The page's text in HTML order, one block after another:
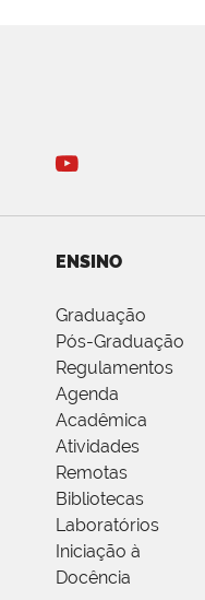
ENSINO
Graduação
Pós-Graduação
Regulamentos
Agenda
Acadêmica
Atividades
Remotas
Bibliotecas
Laboratórios
Iniciação à
Docência